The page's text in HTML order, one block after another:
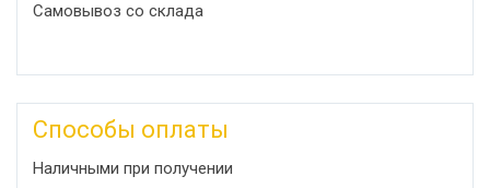
Самовывоз со склада
Способы оплаты
Наличными при получении